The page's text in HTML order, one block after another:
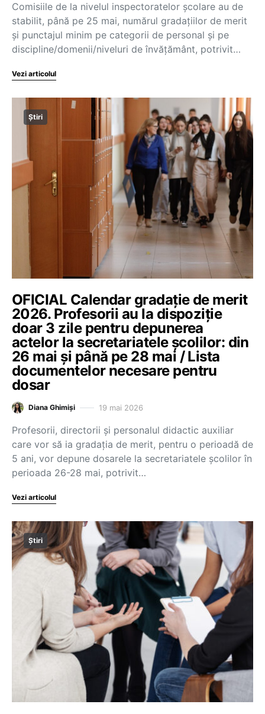
Comisiile de la nivelul inspectoratelor școlare au de
stabilit, până pe 25 mai, numărul gradaţiilor de merit
şi punctajul minim pe categorii de personal şi pe
discipline/domenii/niveluri de învăţământ, potrivit…
Vezi articolul
Știri
OFICIAL Calendar gradație de merit
2026. Profesorii au la dispoziție
doar 3 zile pentru depunerea
actelor la secretariatele școlilor: din
26 mai și până pe 28 mai / Lista
documentelor necesare pentru
dosar
Diana Ghimiși 19 mai 2026
Profesorii, directorii și personalul didactic auxiliar
care vor să ia gradația de merit, pentru o perioadă de
5 ani, vor depune dosarele la secretariatele școlilor în
perioada 26-28 mai, potrivit…
Vezi articolul
Știri